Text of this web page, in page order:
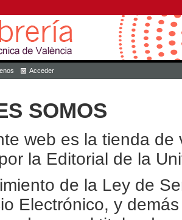
Acceder
SOMOS
web es la tienda
la Editorial de la
de la Ley de
Electrónico, y